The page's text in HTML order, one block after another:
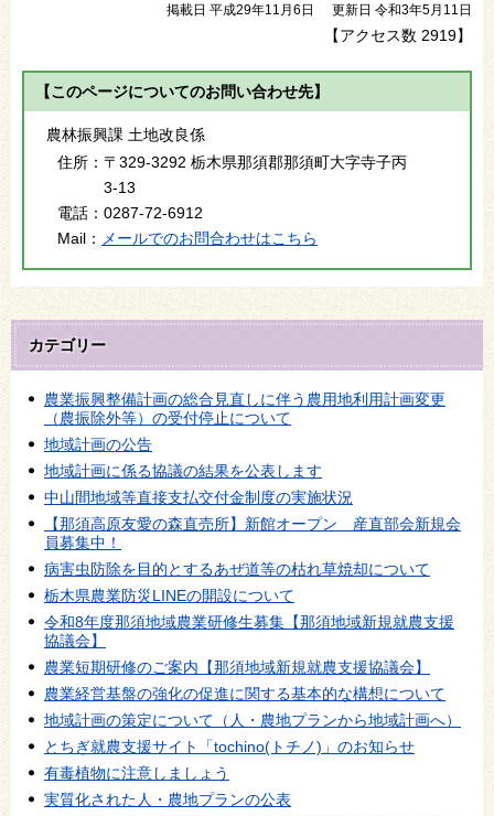
掲載日 平成29年11月6日 更新日 令和3年5月11日
【アクセス数 2919】
【このページについてのお問い合わせ先】
農林振興課 土地改良係
住所： 〒329-3292 栃木県那須郡那須町大字寺子丙
3-13
電話： 0287-72-6912
Mail：
メールでのお問合わせはこちら
カテゴリー
農業振興整備計画の総合見直しに伴う農用地利用計画変更
（農振除外等）の受付停止について
地域計画の公告
地域計画に係る協議の結果を公表します
中山間地域等直接支払交付金制度の実施状況
【那須高原友愛の森直売所】新館オープン 産直部会新規会
員募集中！
病害虫防除を目的とするあぜ道等の枯れ草焼却について
栃木県農業防災LINEの開設について
令和8年度那須地域農業研修生募集【那須地域新規就農支援
協議会】
農業短期研修のご案内【那須地域新規就農支援協議会】
農業経営基盤の強化の促進に関する基本的な構想について
地域計画の策定について（人・農地プランから地域計画へ）
とちぎ就農支援サイト「tochino(トチノ)」のお知らせ
有毒植物に注意しましょう
実質化された人・農地プランの公表